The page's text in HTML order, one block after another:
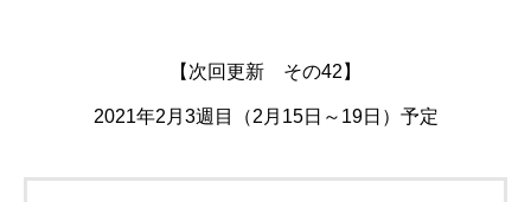
【次回更新 その42】
2021年2月3週目（2月15日～19日）予定